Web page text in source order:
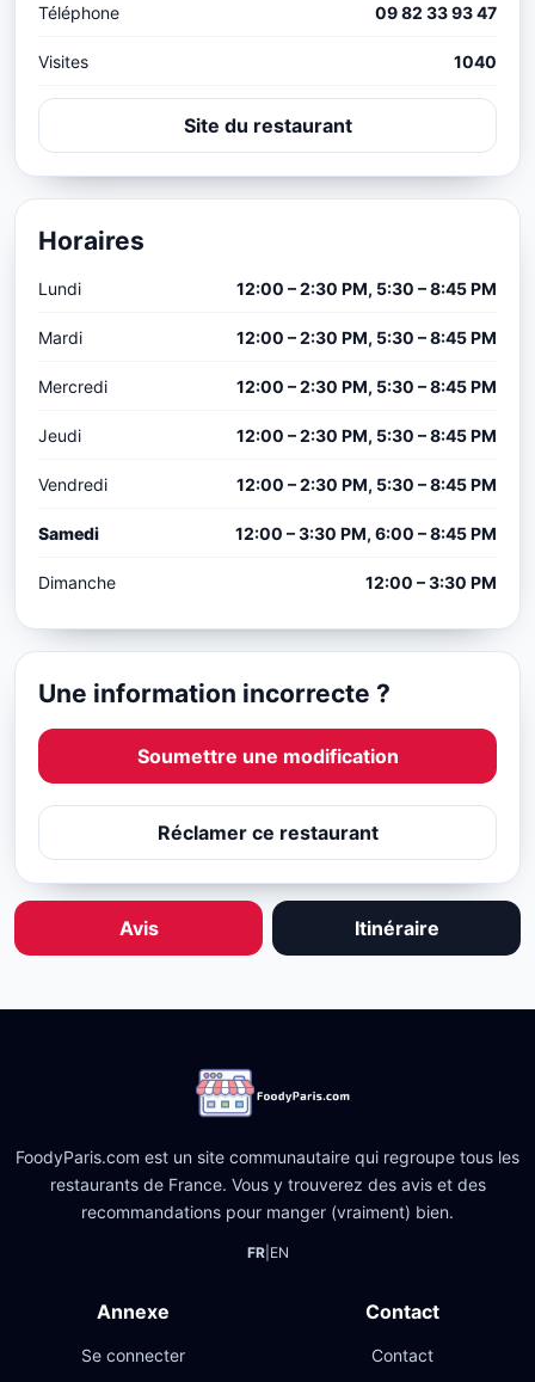
Téléphone 09 82 33 93 47
Visites 1040
Site du restaurant
Horaires
Lundi 12:00 – 2:30 PM, 5:30 – 8:45 PM
Mardi 12:00 – 2:30 PM, 5:30 – 8:45 PM
Mercredi 12:00 – 2:30 PM, 5:30 – 8:45 PM
Jeudi 12:00 – 2:30 PM, 5:30 – 8:45 PM
Vendredi 12:00 – 2:30 PM, 5:30 – 8:45 PM
Samedi 12:00 – 3:30 PM, 6:00 – 8:45 PM
Dimanche 12:00 – 3:30 PM
Une information incorrecte ?
Soumettre une modification
Réclamer ce restaurant
Avis Itinéraire
FoodyParis.com est un site communautaire qui regroupe tous les
restaurants de France. Vous y trouverez des avis et des
recommandations pour manger (vraiment) bien.
FR| EN
Annexe
Se connecter
Contact
Contact